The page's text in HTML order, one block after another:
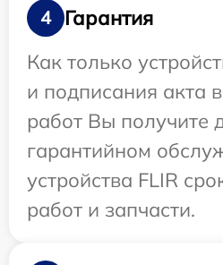
4
Гарантия
Как только
и подписания акта
работ Вы получите
гарантийном
устройства FLIR
работ и запчасти.